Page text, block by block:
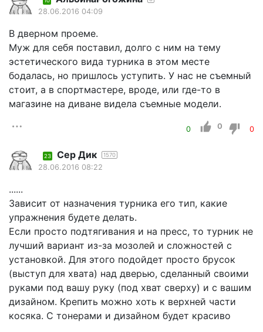
28.06.2016 04:09
В дверном проеме.
Муж для себя поставил, долго с ним на тему
эстетического вида турника в этом месте
бодалась, но пришлось уступить. У нас не съемный
стоит, а в спортмастере, вроде, или где-то в
магазине на диване видела съемные модели.
0 0 0
23 Сер Дик 1570
28.06.2016 08:22
......
Зависит от назначения турника его тип, какие
упражнения будете делать.
Если просто подтягивания и на пресс, то турник не
лучший вариант из-за мозолей и сложностей с
установкой. Для этого подойдет просто брусок
(выступ для хвата) над дверью, сделанный своими
руками под вашу руку (под хват сверху) и с вашим
дизайном. Крепить можно хоть к верхней части
косяка. С тонерами и дизайном будет красиво